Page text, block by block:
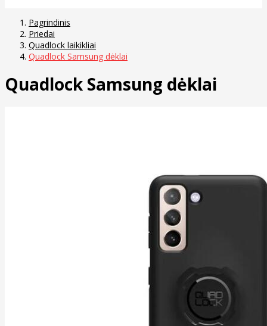
Pagrindinis
Priedai
Quadlock laikikliai
Quadlock Samsung dėklai
Quadlock Samsung dėklai